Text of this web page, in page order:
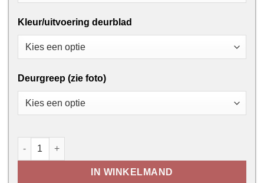
Kleur/uitvoering deurblad
Deurgreep (zie foto)
Thys Steel Look Classic - 6R - Helder Glas aantal
IN WINKELMAND